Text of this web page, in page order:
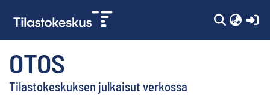
OTOS
Tilastokeskuksen julkaisut verkossa